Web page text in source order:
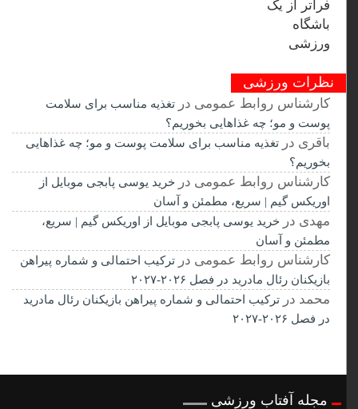
نظرات ورزشی
کارشناس روابط عمومیدرتغذیه مناسب برای سلامت
پوست و مو؛ چه غذاهایی بخوریم؟
باقری درتغذیه مناسب برای سلامت پوست و مو؛ چه غذاهایی
بخوریم؟
کارشناس روابط عمومیدرخرید یوسی پابجی موبایل از
اوریکس گیم | سریع، مطمئن و آسان
مهدیدرخرید یوسی پابجی موبایل از اوریکس گیم | سریع،
مطمئن و آسان
کارشناس روابط عمومیدرترکیب احتمالی و شماره پیراهن
بازیکنان رئال مادرید در فصل ۲۰۲۶-۲۰۲۷
محمددرترکیب احتمالی و شماره پیراهن بازیکنان رئال مادرید
در فصل ۲۰۲۶-۲۰۲۷
مجله آفتاب ورزشی